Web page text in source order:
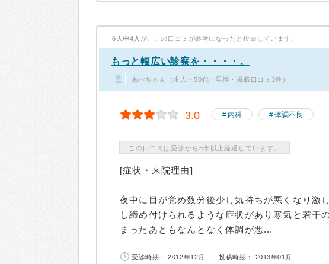
6人中4人 が、この口コミが参考になったと投票しています。
もっと幅広い診察を・・・・。
あべちゃん（本人・50代・男性・掲載口コミ3件）
3.0 内科 体調不良
この口コミは受診から5年以上経過しています。
[症状・来院理由]
夜中に目が覚め数分後少し気持ちが悪くなり激
し締め付けられるような症状があり寒気と若干
まったあともなんとなく体調が悪...
受診時期： 2012年12月 投稿時期： 2013年01月